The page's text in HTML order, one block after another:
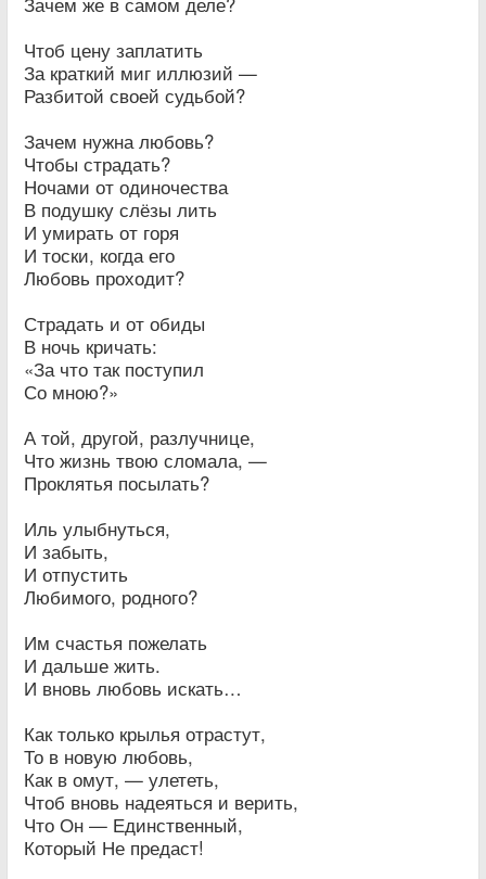
Чтоб цену заплатить
За краткий миг иллюзий —
Разбитой своей судьбой?
Зачем нужна любовь?
Чтобы страдать?
Ночами от одиночества
В подушку слёзы лить
И умирать от горя
И тоски, когда его
Любовь проходит?
Страдать и от обиды
В ночь кричать:
«За что так поступил
Со мною?»
А той, другой, разлучнице,
Что жизнь твою сломала, —
Проклятья посылать?
Иль улыбнуться,
И забыть,
И отпустить
Любимого, родного?
Им счастья пожелать
И дальше жить.
И вновь любовь искать…
Как только крылья отрастут,
То в новую любовь,
Как в омут, — улететь,
Чтоб вновь надеяться и верить,
Что Он — Единственный,
Который Не предаст!